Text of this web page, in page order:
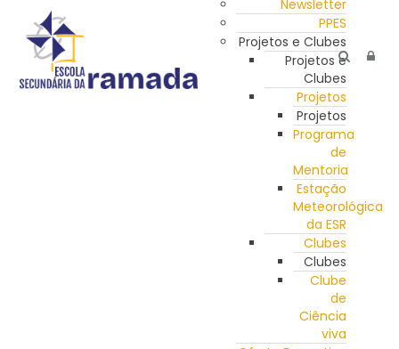
Newsletter
PPES
Projetos e Clubes
Projetos e
Clubes
Projetos
Projetos
Programa
de
Mentoria
Estação
Meteorológica
da ESR
Clubes
Clubes
Clube
de
Ciência
viva